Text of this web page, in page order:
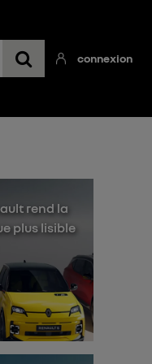
connexion
rend la
plus lisible